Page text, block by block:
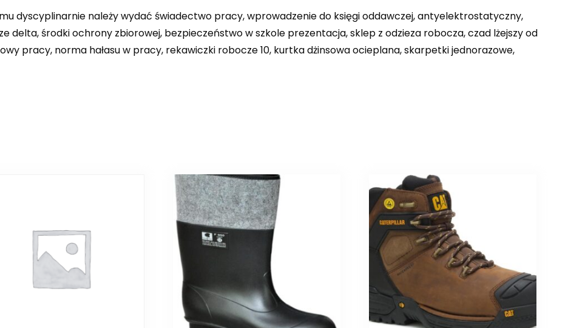
dyscyplinarnie należy wydać świadectwo pracy, wprowadzenie do księgi oddawczej, antyelektrostatyczny,
delta, środki ochrony zbiorowej, bezpieczeństwo w szkole prezentacja, sklep z odzieza robocza, czad lżejszy od
pracy, norma hałasu w pracy, rekawiczki robocze 10, kurtka dżinsowa ocieplana, skarpetki jednorazowe,